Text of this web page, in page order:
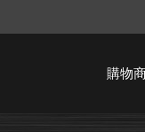
購物